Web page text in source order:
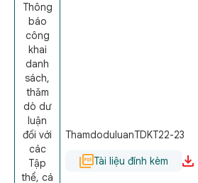
Thông
báo
công
khai
danh
sách,
thăm
dò dư
luận
đối với
các
Tập
thể, cá
ThamdoduluanTDKT22-23
Tài liệu đính kèm